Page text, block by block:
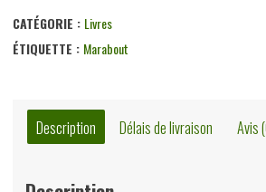
CATÉGORIE : Livres
ÉTIQUETTE : Marabout
Description Délais de livraison Avis